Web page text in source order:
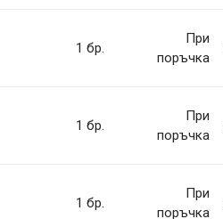
1 бр.
При
поръчка
1 бр.
При
поръчка
1 бр.
При
поръчка